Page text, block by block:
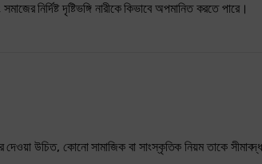
নির্দিষ্ট দৃষ্টিভঙ্গি নারীকে কিভাবে অপমানিত করতে পারে।
দেওয়া উচিত, কোনো সামাজিক বা সাংস্কৃতিক নিয়ম তাকে